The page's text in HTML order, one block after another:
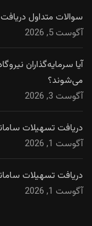
سوالات متداول
آگوست 5, 2026
آیا سرمایه‌گذاران
می‌شوند؟
آگوست 3, 2026
دریافت تسهیلات
آگوست 1, 2026
دریافت تسهیلات
آگوست 1, 2026